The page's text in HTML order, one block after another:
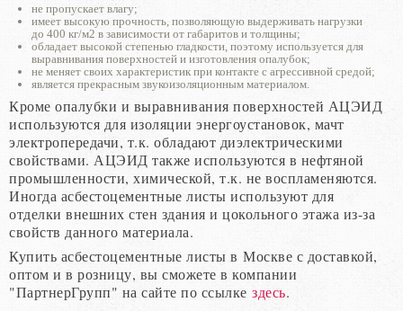
не пропускает влагу;
имеет высокую прочность, позволяющую выдерживать нагрузки
до 400 кг/м2 в зависимости от габаритов и толщины;
обладает высокой степенью гладкости, поэтому используется для
выравнивания поверхностей и изготовления опалубок;
не меняет своих характеристик при контакте с агрессивной средой;
является прекрасным звукоизоляционным материалом.
Кроме опалубки и выравнивания поверхностей АЦЭИД
используются для изоляции энергоустановок, мачт
электропередачи, т.к. обладают диэлектрическими
свойствами. АЦЭИД также используются в нефтяной
промышленности, химической, т.к. не воспламеняются.
Иногда асбестоцементные листы используют для
отделки внешних стен здания и цокольного этажа из-за
свойств данного материала.
Купить асбестоцементные листы в Москве с доставкой,
оптом и в розницу, вы сможете в компании
"ПартнерГрупп" на сайте по ссылке здесь.